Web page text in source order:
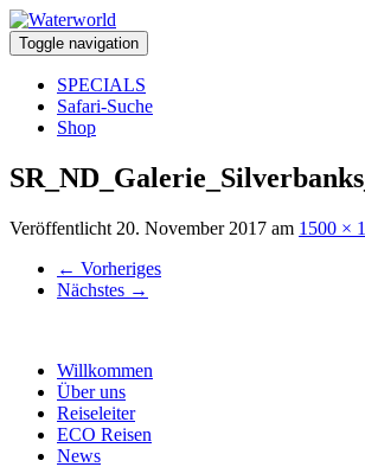
Toggle navigation
SPECIALS
Safari-Suche
Shop
Veröffentlicht 20. November 2017 am 1500 ×
← Vorheriges
Nächstes →
Willkommen
Über uns
Reiseleiter
ECO Reisen
News